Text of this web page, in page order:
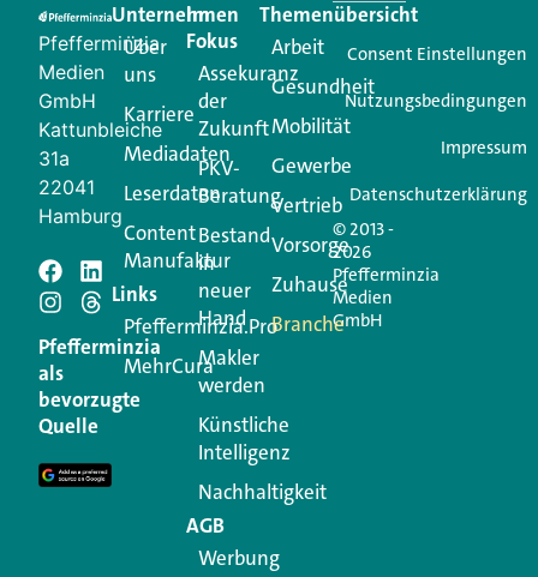
Pfefferminzia
Medien
GmbH
Kattunbleiche
31a
22041
Hamburg
Pfefferminzia
als
bevorzugte
Quelle
Unternehmen
Über
uns
Karriere
Mediadaten
Leserdaten
Content
Manufaktur
Links
Pfefferminzia.Pro
MehrCura
Im
Fokus
Assekuranz
der
Zukunft
PKV-
Beratung
Bestand
in
neuer
Hand
Makler
werden
Künstliche
Intelligenz
Nachhaltigkeit
AGB
Werbung
Themenübersicht
Arbeit
Gesundheit
Mobilität
Gewerbe
Vertrieb
Vorsorge
Zuhause
Branche
© 2013 -
2026
Pfefferminzia
Medien
GmbH
Consent Einstellungen
Nutzungsbedingungen
Impressum
Datenschutzerklärung